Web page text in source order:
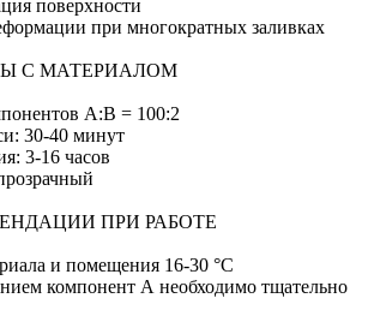
поверхности
при многократных заливках
С МАТЕРИАЛОМ
А:В = 100:2
30-40 минут
3-16 часов
ПРИ РАБОТЕ
и помещения 16-30 °C
компонент А необходимо тщательно